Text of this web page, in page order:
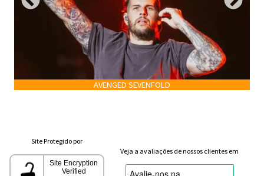
AVENGED SEVENFOLD
Site Protegido por
Veja a avaliações de nossos clientes em